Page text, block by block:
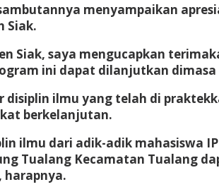
menyampaikan
Siak.
Siak, saya mengucapkan
ini dapat dilanjutkan
disiplin ilmu yang telah di
berkelanjutan.
ilmu dari adik-adik mahasiswa
Tualang Kecamatan Tualang
harapnya.